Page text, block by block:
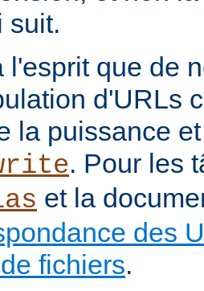
suit.
l'esprit que de
d'URLs
la puissance
. Pour les
et la
des
fichiers.